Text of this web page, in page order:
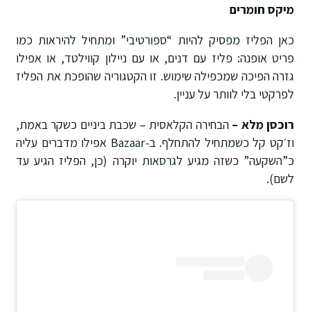
מיקס חומרים
כאן הפליז מפסיק להיות “ספורטיבי” ומתחיל להיראות כמו
פריט אופנה: פליז עם דנים, או עם ניילון קווילטד, או אפילו
גזרה הפיכה שמכפילה שימוש. זו הקטגוריה שהופכת את הפליז
לפרקטי בלי לוותר על עניין.
רוכסן מלא –הבחירה הקלאסית – שכבת ביניים כשקר באמת,
וז׳קט קל כשמתחיל להתחלף. ב-Bazaar אפילו מדברים עליה
כ”השקעה” כשזה מגיע לגרסאות יוקרה (כן, הפליז הגיע עד
לשם).